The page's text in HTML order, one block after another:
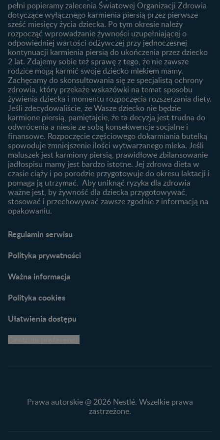
Nasze marki
Jak rozpoznać dni płodne?
Badania przed ciążą
Planowanie urlopu
macierzyńskiego
Rozwój dziecka
Kalendarz rozwoju dziecka
Skoki rozwojowe
Ząbkowanie u niemowląt
Żywienie dziecka
10 sposobów jak poprawić
laktację
Jakie mleko następne
wybrać dla dziecka?
Jak rozszerzać dietę
niemowlaka?
Przydatne materiały dla
rodziców
Poradniki dla rodziców
Karty do zdjęć dla
Maluszka
Materiały do pobrania
Narzędzia dla rodziców
praktyczne wskazówki
pełni popieramy zalecenia Światowej Organizacji Zdrowia
dotyczące wyłącznego karmienia piersią przez pierwsze
sześć miesięcy życia dziecka. Po tym okresie należy
rozpocząć wprowadzanie żywności uzupełniającej o
odpowiedniej wartości odżywczej przy jednoczesnej
kontynuacji karmienia piersią do ukończenia przez dziecko
2 lat. Zdajemy sobie też sprawę z tego, że nie zawsze
rodzice mogą karmić swoje dziecko mlekiem mamy.
Zachęcamy do skonsultowania się ze specjalistą ochrony
zdrowia, który przekaże wskazówki na temat sposobu
żywienia dziecka i momentu rozpoczęcia rozszerzania diety.
Jeśli zdecydowaliście, że Wasze dziecko nie będzie
karmione piersią, pamiętajcie, że ta decyzja jest trudna do
odwrócenia a niesie ze sobą konsekwencje socjalne i
finansowe. Rozpoczęcie częściowego dokarmiania butelką
spowoduje zmniejszenie ilości wytwarzanego mleka. Jeśli
maluszek jest karmiony piersią, prawidłowe zbilansowanie
jadłospisu mamy jest bardzo istotne. Jej zdrowa dieta w
czasie ciąży i po porodzie przygotowuje do okresu laktacji i
pomaga ją utrzymać. Aby uniknąć ryzyka dla zdrowia
ważne jest, by żywność dla dziecka przygotowywać,
stosować i przechowywać zawsze zgodnie z informacją na
opakowaniu.
Regulamin serwisu
Polityka prywatności
Ważna informacja
Polityka cookies
Ułatwienia dostępu
Prawa autorskie @ 2026 Nestlé. Wszelkie prawa
zastrzeżone.